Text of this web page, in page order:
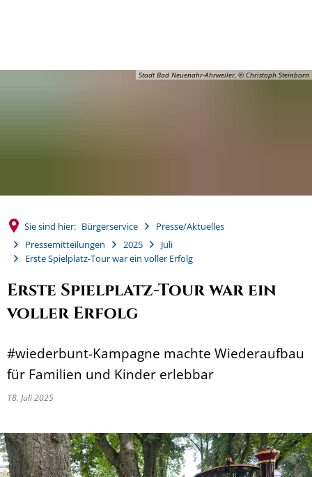
Stadt Bad Neuenahr-Ahrweiler, © Christoph Steinborn
Sie sind hier: Bürgerservice
Presse/Aktuelles
Pressemitteilungen
2025
Juli
Erste Spielplatz-Tour war ein voller Erfolg
Erste Spielplatz-Tour war ein
voller Erfolg
#wiederbunt-Kampagne machte Wiederaufbau
für Familien und Kinder erlebbar
18. Juli 2025